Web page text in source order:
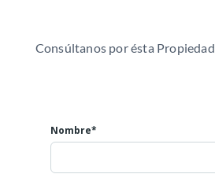
Consúltanos por ésta Propiedad
Nombre*